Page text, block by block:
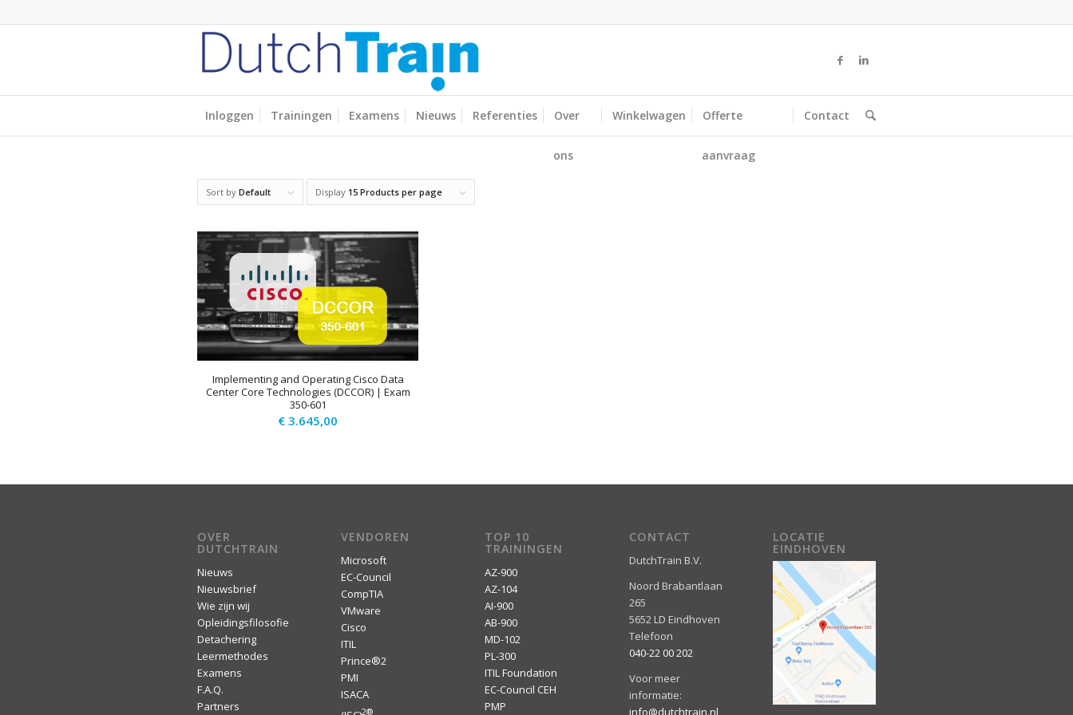
Inloggen Trainingen Examens Nieuws Referenties Over
ons
Winkelwagen Offerte
aanvraag
Contact
Sort by Default Display 15 Products per page
Implementing and Operating Cisco Data
Center Core Technologies (DCCOR) | Exam
350-601
€ 3.645,00
OVER
DUTCHTRAIN
Nieuws
Nieuwsbrief
Wie zijn wij
Opleidingsfilosofie
Detachering
Leermethodes
Examens
F.A.Q.
Partners
VENDOREN
Microsoft
EC-Council
CompTIA
VMware
Cisco
ITIL
Prince®2
PMI
ISACA
2®
TOP 10
TRAININGEN
AZ-900
AZ-104
AI-900
AB-900
MD-102
PL-300
ITIL Foundation
EC-Council CEH
PMP
CONTACT
DutchTrain B.V.
Noord Brabantlaan
265
5652 LD Eindhoven
Telefoon
040-22 00 202
Voor meer
informatie:
info@dutchtrain.nl
LOCATIE
EINDHOVEN